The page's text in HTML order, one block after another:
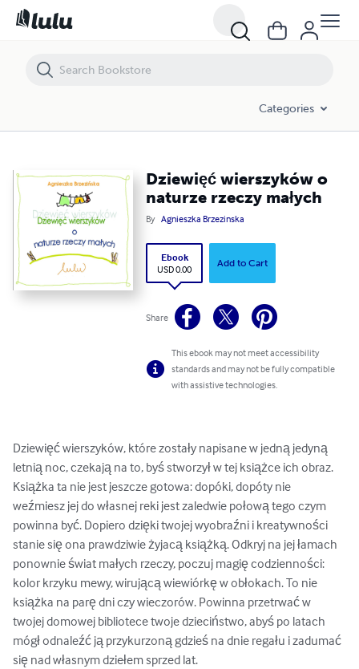
Categories
Dziewięć wierszyków o
naturze rzeczy małych
By Agnieszka Brzezinska
Ebook
USD 0.00
Add to Cart
Share
This ebook may not meet accessibility
standards and may not be fully compatible
with assistive technologies.
Dziewięć wierszyków, które zostały napisane w jedną jedyną
letnią noc, czekają na to, byś stworzył w tej książce ich obraz.
Książka ta nie jest jeszcze gotowa: dopóki, dopóty nie
weźmiesz jej do własnej reki jest zaledwie połową tego czym
powinna być. Dopiero dzięki twojej wyobraźni i kreatywności
stanie się ona prawdziwie żyjacą książką. Odkryj na jej łamach
ponownie świat małych rzeczy, poczuj magię codzienności:
kolor krzyku mewy, wirującą wiewiórkę w obłokach. To nie
książka na parę dni czy wieczorów. Powinna przetrwać w
twojej domowej bibliotece twoje dzieciństwo, abyś po latach
mógł odnaleźć ją przykurzoną gdzieś na dnie regału i zadumać
się nad własnym dziełem sprzed lat.
Dziewięć wierszyków o naturze rzeczy małych